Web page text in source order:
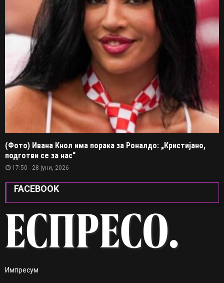
(Фото) Ивана Кнол има порака за Роналдо: „Кристијано,
подготви се за нас“
17:50 - 28 јуни, 2026
FACEBOOK
Импресум